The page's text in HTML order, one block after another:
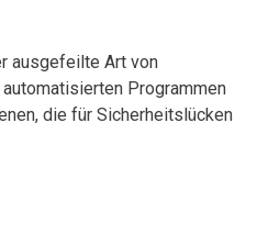
ausgefeilte Art von
Programmen
die für Sicherheitslücken